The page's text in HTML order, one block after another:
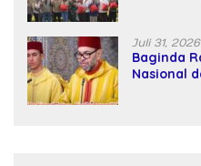
Juli 31, 2026
Baginda
Nasional